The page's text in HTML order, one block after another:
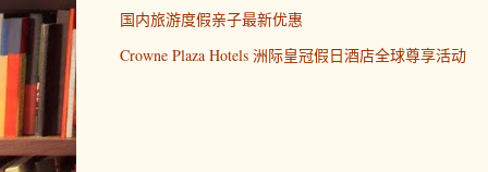
国内旅游度假亲子最新优惠
Crowne Plaza Hotels 洲际皇冠假日酒店全球尊享活动